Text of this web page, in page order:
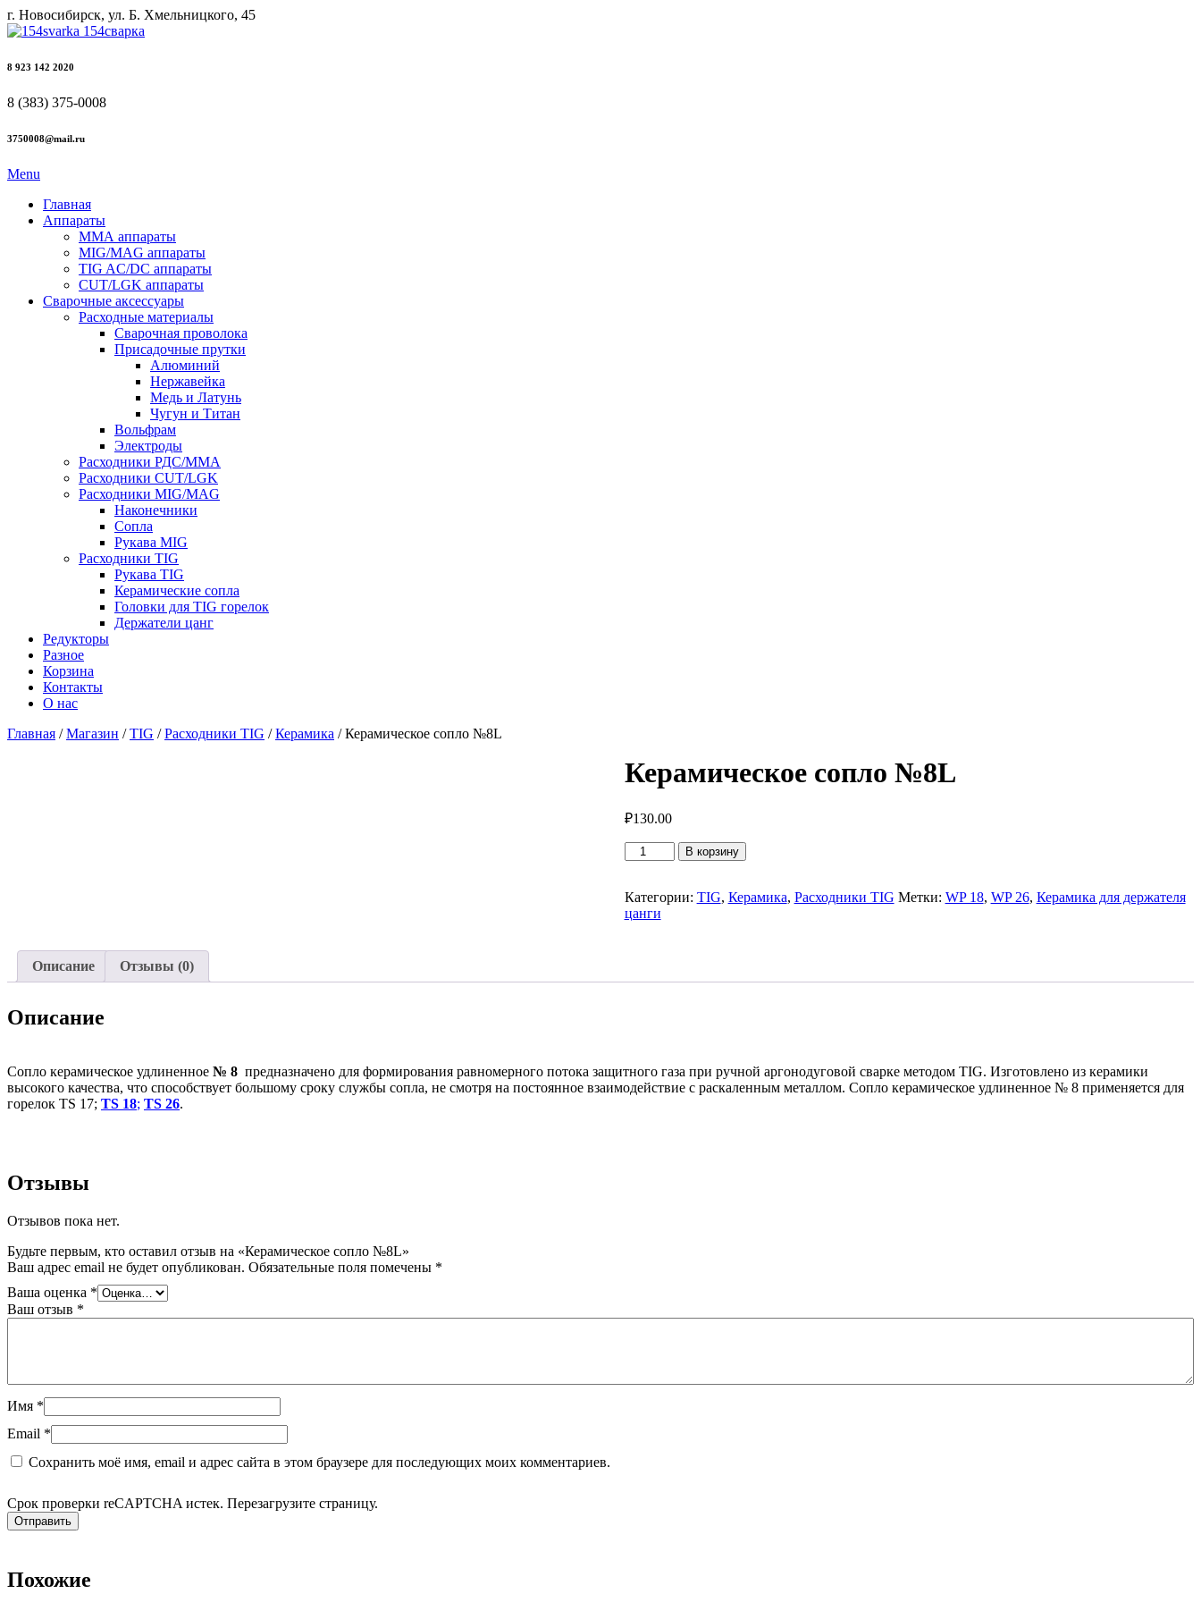
г. Новосибирск, ул. Б. Хмельницкого, 45
8 923 142 2020
8 (383) 375-0008
3750008@mail.ru
Menu
Главная
Аппараты
ММА аппараты
MIG/MAG аппараты
TIG AC/DC аппараты
CUT/LGK аппараты
Сварочные аксессуары
Расходные материалы
Сварочная проволока
Присадочные прутки
Алюминий
Нержавейка
Медь и Латунь
Чугун и Титан
Вольфрам
Электроды
Расходники РДС/MMA
Расходники CUT/LGK
Расходники MIG/MAG
Наконечники
Сопла
Рукава MIG
Расходники TIG
Рукава TIG
Керамические сопла
Головки для TIG горелок
Держатели цанг
Редукторы
Разное
Корзина
Контакты
О нас
Главная /Магазин /TIG /Расходники TIG /Керамика / Керамическое сопло №8L
Керамическое сопло №8L
₽130.00
Количество
товара
сопло
№8L
В корзину
Категории: TIG, Керамика, Расходники TIG Метки: WP 18, WP 26, Керамика для держателя
цанги
Описание Отзывы (0)
Описание
Сопло керамическое удлиненное № 8 предназначено для формирования равномерного потока защитного газа при ручной аргонодуговой сварке методом TIG. Изготовлено из керамики
высокого качества, что способствует большому сроку службы сопла, не смотря на постоянное взаимодействие с раскаленным металлом. Сопло керамическое удлиненное № 8 применяется для
горелок TS 17; TS 18; TS 26.
Отзывы
Отзывов пока нет.
Будьте первым, кто оставил отзыв на «Керамическое сопло №8L»
Ваш адрес email не будет опубликован. Обязательные поля помечены *
Ваша оценка *
Ваш отзыв *
Имя *
Email *
Сохранить моё имя, email и адрес сайта в этом браузере для последующих моих комментариев.
Срок проверки reCAPTCHA истек. Перезагрузите страницу.
Похожие